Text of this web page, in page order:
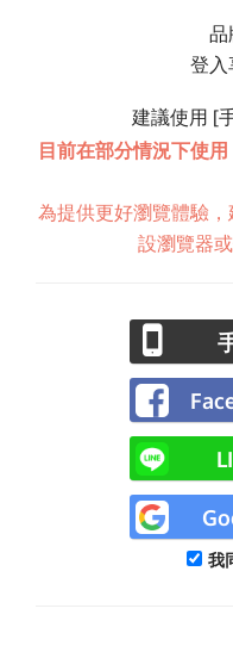
品
登入
建議使用 [
目前在部分情況下使
為提供更好瀏覽體驗
設瀏覽器
我